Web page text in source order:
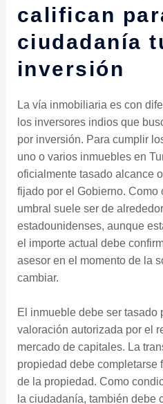
califican
ciudadanía
inversión
La vía inmobiliaria es con
los inversores indios que
por inversión. Para cumplir
uno o varios inmuebles en
oficialmente tasado alcance
fijado por el Gobierno. Como
umbral suele ser de
estadounidenses, aunque
el importe actual debe
asesor en el momento de la
cambiar.
El inmueble debe ser tasado
valoración autorizada por el
mercado de capitales. La
propiedad debe completarse
de la propiedad. Como
la ciudadanía, también debe